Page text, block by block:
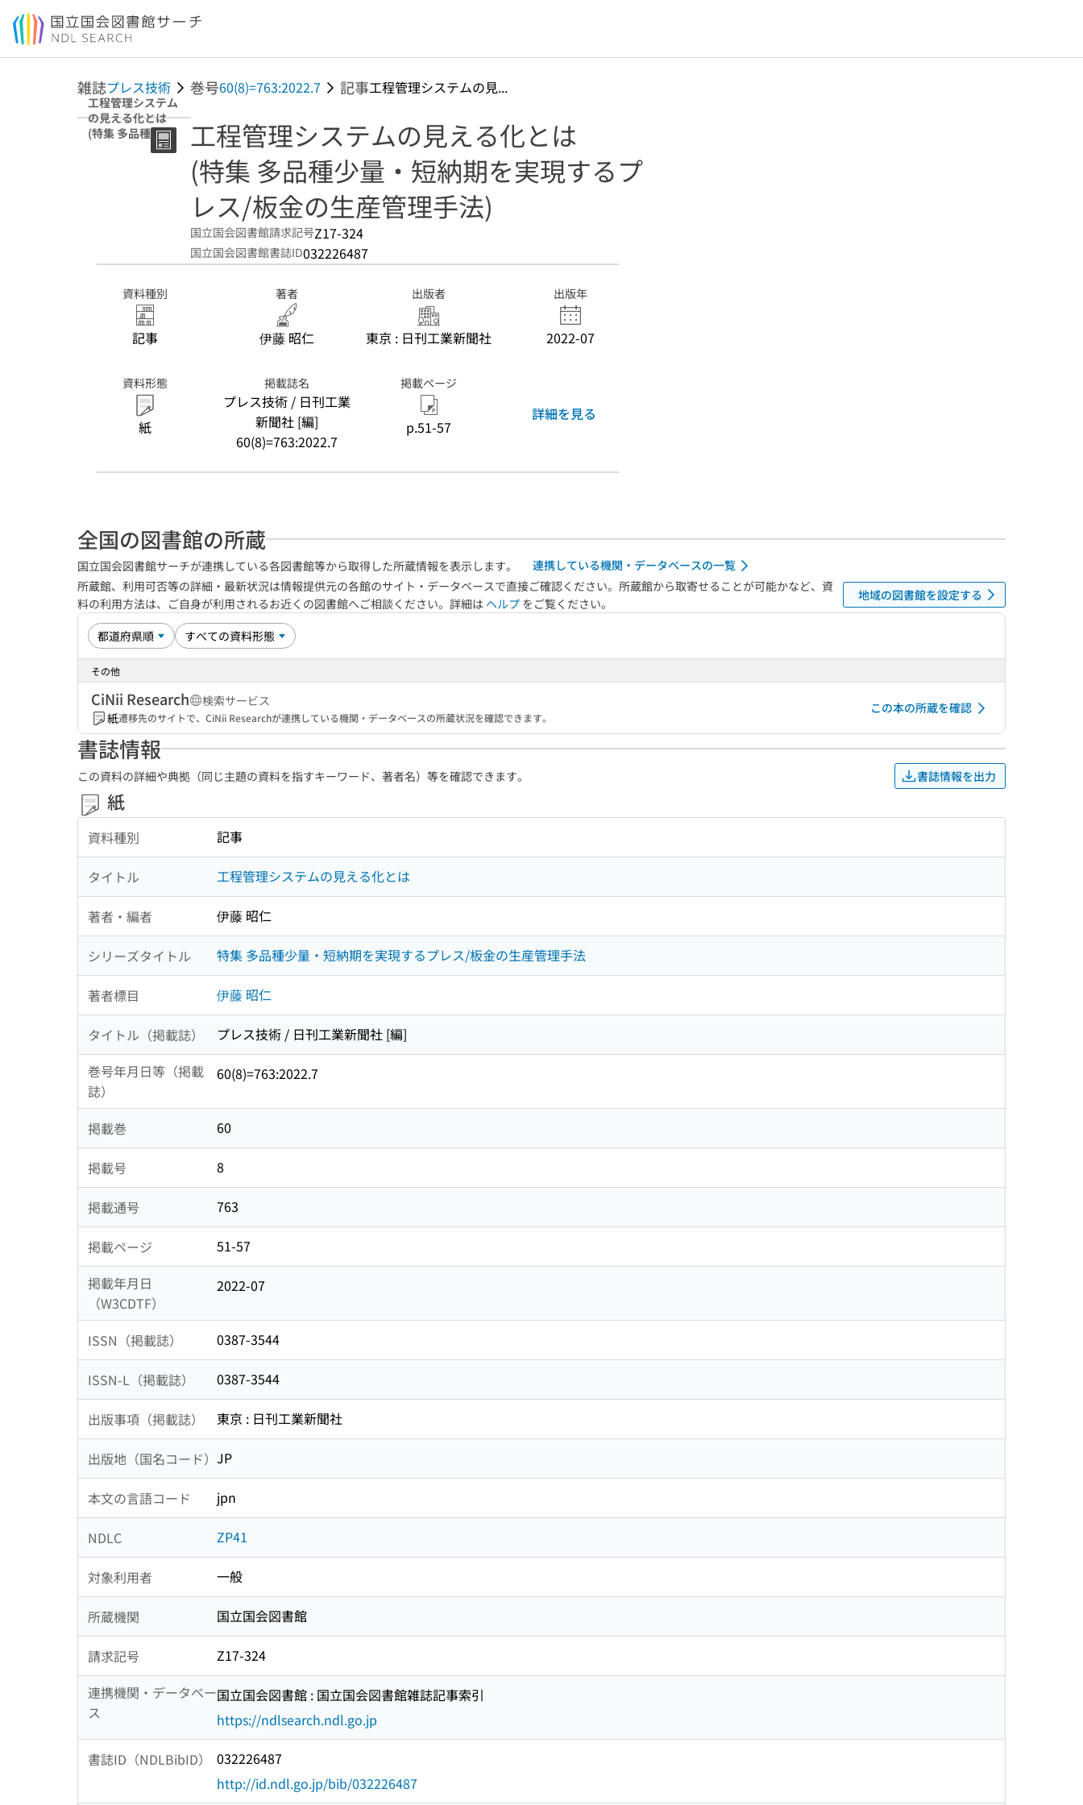
本文へ移動
雑誌プレス技術 巻号60(8)=763:2022.7 記事工程管理システムの見...
工程管理システム
の見える化とは
(特集 多品種少
量・短納期を実現
工程管理システムの見える化とは
(特集 多品種少量・短納期を実現するプ
レス/板金の生産管理手法)
国立国会図書館請求記号Z17-324
国立国会図書館書誌ID032226487
資料種別
記事
著者
伊藤 昭仁
出版者
東京 : 日刊工業新聞社
出版年
2022-07
資料形態
紙
掲載誌名
プレス技術 / 日刊工業
新聞社 [編]
60(8)=763:2022.7
掲載ページ
p.51-57
詳細を見る
全国の図書館の所蔵
国立国会図書館サーチが連携している各図書館等から取得した所蔵情報を表示します。
連携している機関・データベースの一覧
所蔵館、利用可否等の詳細・最新状況は情報提供元の各館のサイト・データベースで直接ご確認ください。所蔵館から取寄せることが可能かなど、資
料の利用方法は、ご自身が利用されるお近くの図書館へご相談ください。詳細は ヘルプ をご覧ください。
地域の図書館を設定する
その他
CiNii Research
検索サービス
紙遷移先のサイトで、CiNii Researchが連携している機関・データベースの所蔵状況を確認できます。
この本の所蔵を確認
書誌情報
この資料の詳細や典拠（同じ主題の資料を指すキーワード、著者名）等を確認できます。 書誌情報を出力
紙
資料種別 記事
タイトル 工程管理システムの見える化とは
著者・編者 伊藤 昭仁
シリーズタイトル 特集 多品種少量・短納期を実現するプレス/板金の生産管理手法
著者標目 伊藤 昭仁
タイトル（掲載誌）
プレス技術 / 日刊工業新聞社 [編]
巻号年月日等（掲載
誌）
60(8)=763:2022.7
掲載巻 60
掲載号 8
掲載通号 763
掲載ページ
51-57
掲載年月日
（W3CDTF）
2022-07
ISSN（掲載誌） 0387-3544
ISSN-L（掲載誌） 0387-3544
出版事項（掲載誌） 東京 : 日刊工業新聞社
出版地（国名コード） JP
本文の言語コード jpn
NDLC ZP41
対象利用者 一般
所蔵機関 国立国会図書館
請求記号
Z17-324
連携機関・データベー
ス
国立国会図書館 : 国立国会図書館雑誌記事索引
https://ndlsearch.ndl.go.jp
書誌ID（NDLBibID）
032226487
http://id.ndl.go.jp/bib/032226487